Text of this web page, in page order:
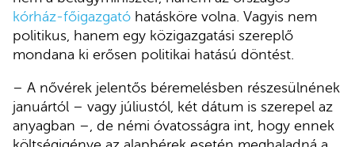
kórház-főigazgató hatásköre volna. Vagyis nem
politikus, hanem egy közigazgatási szereplő
mondana ki erősen politikai hatású döntést.
– A nővérek jelentős béremelésben részesülnének
januártól – vagy júliustól, két dátum is szerepel az
anyagban –, de némi óvatosságra int, hogy ennek